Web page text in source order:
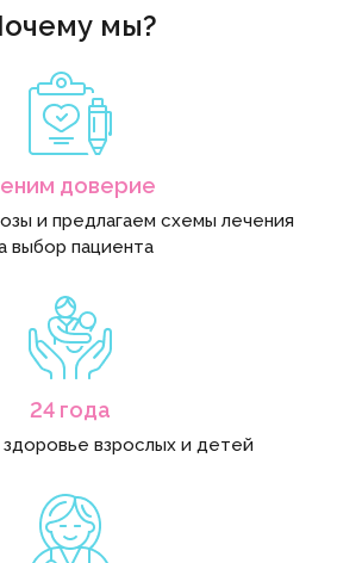
мы?
доверие
и предлагаем схемы лечения
выбор пациента
24 года
взрослых и детей